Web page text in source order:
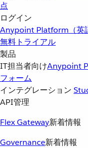
点
ログイン
Anypoint Platform（英
無料トライアル
製品
IT担当者向けAnypoint
フォーム
インテグレーション
API管理
Flex Gateway新着情報
Governance新着情報